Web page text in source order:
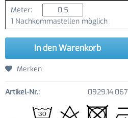
Meter:
1 Nachkommastellen möglich
In den Warenkorb
Merken
Artikel-Nr.: 0929.14.067